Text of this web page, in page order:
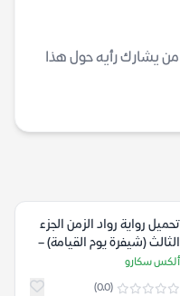
من يشارك رأيه حول هذا
تحميل رواية رواد الزمن الجزء
الثالث (شيفرة يوم القيامة) –
ألكس سكارو
ألكس سكارو
(0.0)